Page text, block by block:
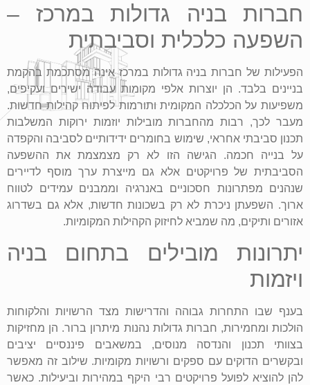
חברות בניה גדולות במרכז –
השפעה כלכלית וסביבתית
הפעילות של חברות בניה גדולות במרכז אינה מסתכמת בהקמת
בניינים בלבד. הן יוצרות אלפי מקומות עבודה ישירים ועקיפים,
משפיעות על הכלכלה המקומית ותורמות לפיתוח קהילות חדשות.
מעבר לכך, רבות מהחברות מובילות יוזמות ירוקות המשלבות
תכנון סביבתי אחראי, שימוש בחומרים ידידותיים לסביבה והקפדה
על בנייה חכמה. הגישה הזו לא רק מצמצמת את ההשפעה
הסביבתית של פרויקטים אלא גם מייצרת ערך מוסף לדיירים
שנהנים מפתרונות חסכוניים באנרגיה וממבנים עמידים לטווח
ארוך. השפעתן ניכרת לא רק בשכונות חדשות, אלא גם בשדרוג
אזורים ותיקים, מה שמביא לחיזוק הקהילות המקומיות.
יתרונות מובילים בתחום בניה
ויזמות
בענף שבו התחרות גבוהה והדרישות מצד הרשויות והלקוחות
הולכות ומחמירות, חברות גדולות נהנות מיתרון ברור. הן מחזיקות
בצוותי תכנון והנדסה מנוסים, במשאבים פיננסיים יציבים
ובקשרים הדוקים עם ספקים ורשויות מקומיות. שילוב זה מאפשר
להן להוציא לפועל פרויקטים רבי היקף במהירות וביעילות. כאשר